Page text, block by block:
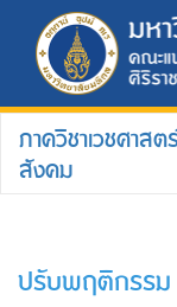
ภาควิชาเวชศาส
สังคม
ปรับพฤติกรรม